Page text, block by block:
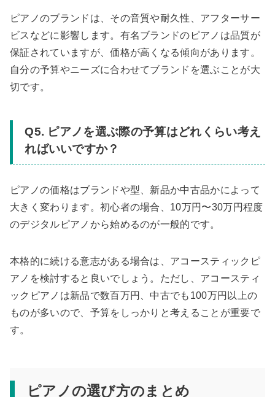
ピアノのブランドは、その音質や耐久性、アフターサー
ビスなどに影響します。有名ブランドのピアノは品質が
保証されていますが、価格が高くなる傾向があります。
自分の予算やニーズに合わせてブランドを選ぶことが大
切です。
Q5. ピアノを選ぶ際の予算はどれくらい考え
ればいいですか？
ピアノの価格はブランドや型、新品か中古品かによって
大きく変わります。初心者の場合、10万円〜30万円程度
のデジタルピアノから始めるのが一般的です。
本格的に続ける意志がある場合は、アコースティックピ
アノを検討すると良いでしょう。ただし、アコースティ
ックピアノは新品で数百万円、中古でも100万円以上の
ものが多いので、予算をしっかりと考えることが重要で
す。
ピアノの選び方のまとめ